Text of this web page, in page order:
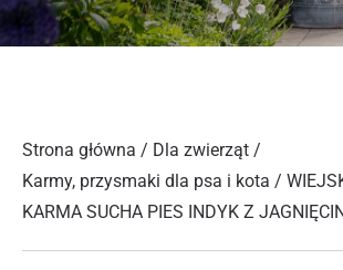
Strona główna / Dla zwierząt /
Karmy, przysmaki dla psa i kota /
KARMA SUCHA PIES INDYK Z